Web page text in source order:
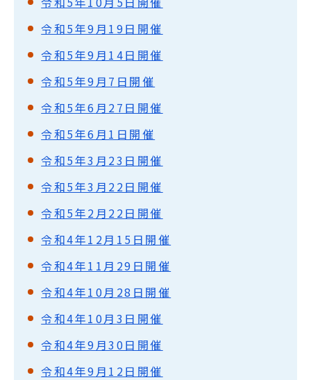
令和5年9月19日開催
令和5年9月14日開催
令和5年9月7日開催
令和5年6月27日開催
令和5年6月1日開催
令和5年3月23日開催
令和5年3月22日開催
令和5年2月22日開催
令和4年12月15日開催
令和4年11月29日開催
令和4年10月28日開催
令和4年10月3日開催
令和4年9月30日開催
令和4年9月12日開催